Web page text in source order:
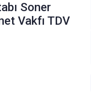
Soner
Vakfı TDV